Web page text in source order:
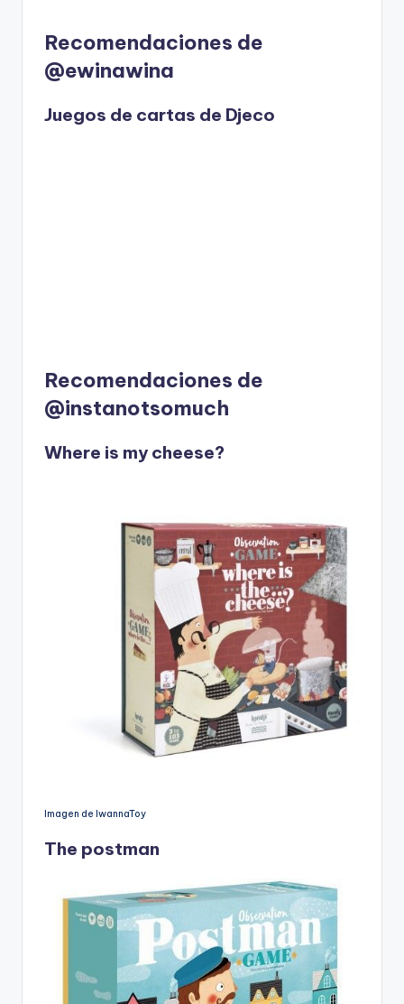
Recomendaciones de
@ewinawina
Juegos de cartas de Djeco
Recomendaciones de
@instanotsomuch
Where is my cheese?
Imagen de IwannaToy
The postman